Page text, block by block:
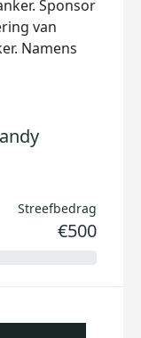
Sponsor
van
Namens
Streefbedrag
€500